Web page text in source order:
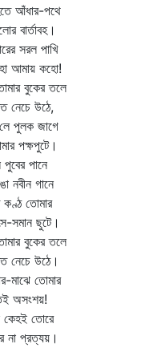
আঁধার-পথে
সরল পাখি
কহো!
বুকের তলে
উঠে,
পুলক জাগে
পক্ষপুটে।
পুবের পানে
নবীন গানে
তোমার
ছুটে।
বুকের তলে
উঠে।
মাঝে তোমার
কেহই তোরে
প্রত্যয়।